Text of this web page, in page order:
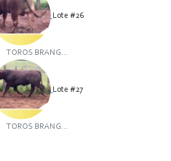
Lote #26
TOROS BRANG...
Lote #27
TOROS BRANG...